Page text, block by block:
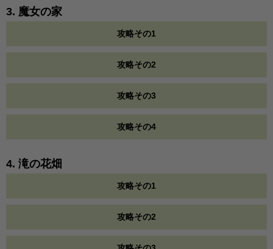
3. 魔女の家
攻略その1
攻略その2
攻略その3
攻略その4
4. 滝の花畑
攻略その1
攻略その2